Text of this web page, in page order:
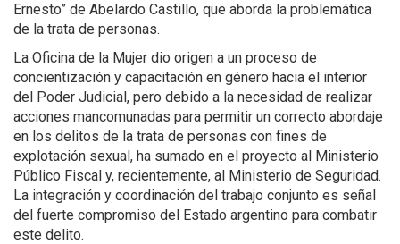
Ernesto” de Abelardo Castillo, que aborda la problemática
de la trata de personas.
La Oficina de la Mujer dio origen a un proceso de
concientización y capacitación en género hacia el interior
del Poder Judicial, pero debido a la necesidad de realizar
acciones mancomunadas para permitir un correcto abordaje
en los delitos de la trata de personas con fines de
explotación sexual, ha sumado en el proyecto al Ministerio
Público Fiscal y, recientemente, al Ministerio de Seguridad.
La integración y coordinación del trabajo conjunto es señal
del fuerte compromiso del Estado argentino para combatir
este delito.